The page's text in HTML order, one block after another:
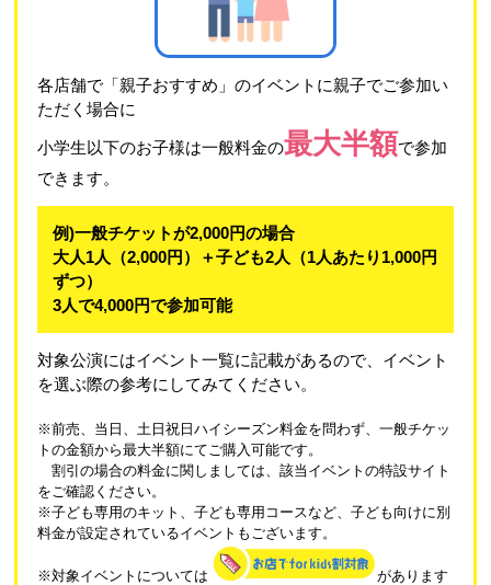
各店舗で「親子おすすめ」のイベントに親子でご参加い
ただく場合に
小学生以下のお子様は一般料金の最大半額で参加
できます。
例)一般チケットが2,000円の場合
大人1人（2,000円）＋子ども2人（1人あたり1,000円
ずつ）
3人で4,000円で参加可能
対象公演にはイベント一覧に記載があるので、イベント
を選ぶ際の参考にしてみてください。
※前売、当日、土日祝日ハイシーズン料金を問わず、一般チケッ
トの金額から最大半額にてご購入可能です。
割引の場合の料金に関しましては、該当イベントの特設サイト
をご確認ください。
※子ども専用のキット、子ども専用コースなど、子ども向けに別
料金が設定されているイベントもございます。
※対象イベントについては
があります